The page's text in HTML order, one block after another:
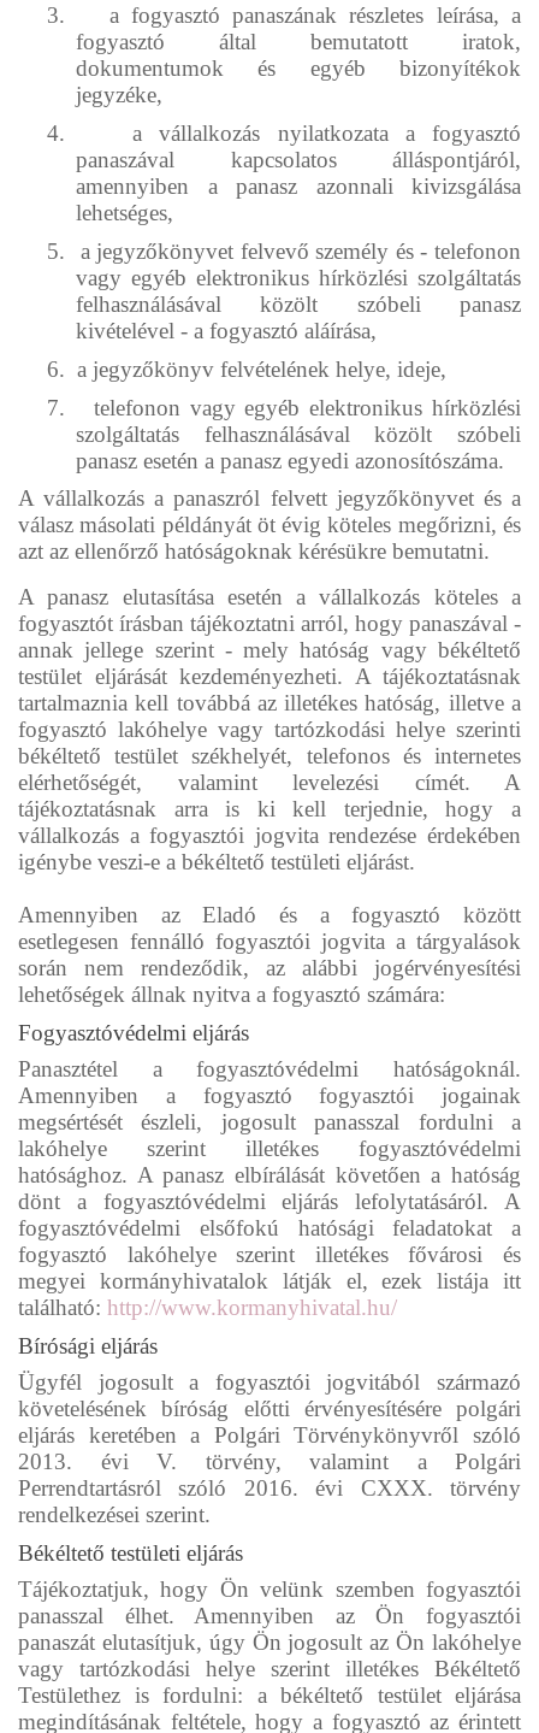
3.
a fogyasztó panaszának részletes leírása, a
fogyasztó által bemutatott iratok,
dokumentumok és egyéb bizonyítékok
jegyzéke,
4.
a vállalkozás nyilatkozata a fogyasztó
panaszával kapcsolatos álláspontjáról,
amennyiben a panasz azonnali kivizsgálása
lehetséges,
5.
a jegyzőkönyvet felvevő személy és - telefonon
vagy egyéb elektronikus hírközlési szolgáltatás
felhasználásával közölt szóbeli panasz
kivételével - a fogyasztó aláírása,
6. a jegyzőkönyv felvételének helye, ideje,
7.
telefonon vagy egyéb elektronikus hírközlési
szolgáltatás felhasználásával közölt szóbeli
panasz esetén a panasz egyedi azonosítószáma.
A vállalkozás a panaszról felvett jegyzőkönyvet és a
válasz másolati példányát öt évig köteles megőrizni, és
azt az ellenőrző hatóságoknak kérésükre bemutatni.
A panasz elutasítása esetén a vállalkozás köteles a
fogyasztót írásban tájékoztatni arról, hogy panaszával -
annak jellege szerint - mely hatóság vagy békéltető
testület eljárását kezdeményezheti. A tájékoztatásnak
tartalmaznia kell továbbá az illetékes hatóság, illetve a
fogyasztó lakóhelye vagy tartózkodási helye szerinti
békéltető testület székhelyét, telefonos és internetes
elérhetőségét, valamint levelezési címét. A
tájékoztatásnak arra is ki kell terjednie, hogy a
vállalkozás a fogyasztói jogvita rendezése érdekében
igénybe veszi-e a békéltető testületi eljárást.
Amennyiben az Eladó és a fogyasztó között
esetlegesen fennálló fogyasztói jogvita a tárgyalások
során nem rendeződik, az alábbi jogérvényesítési
lehetőségek állnak nyitva a fogyasztó számára:
Fogyasztóvédelmi eljárás
Panasztétel a fogyasztóvédelmi hatóságoknál.
Amennyiben a fogyasztó fogyasztói jogainak
megsértését észleli, jogosult panasszal fordulni a
lakóhelye szerint illetékes fogyasztóvédelmi
hatósághoz. A panasz elbírálását követően a hatóság
dönt a fogyasztóvédelmi eljárás lefolytatásáról. A
fogyasztóvédelmi elsőfokú hatósági feladatokat a
fogyasztó lakóhelye szerint illetékes fővárosi és
megyei kormányhivatalok látják el, ezek listája itt
található: http://www.kormanyhivatal.hu/
Bírósági eljárás
Ügyfél jogosult a fogyasztói jogvitából származó
követelésének bíróság előtti érvényesítésére polgári
eljárás keretében a Polgári Törvénykönyvről szóló
2013. évi V. törvény, valamint a Polgári
Perrendtartásról szóló 2016. évi CXXX. törvény
rendelkezései szerint.
Békéltető testületi eljárás
Tájékoztatjuk, hogy Ön velünk szemben fogyasztói
panasszal élhet. Amennyiben az Ön fogyasztói
panaszát elutasítjuk, úgy Ön jogosult az Ön lakóhelye
vagy tartózkodási helye szerint illetékes Békéltető
Testülethez is fordulni: a békéltető testület eljárása
megindításának feltétele, hogy a fogyasztó az érintett